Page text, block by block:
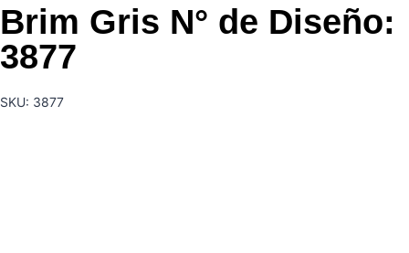
Brim Gris N° de Diseño:
3877
SKU: 3877